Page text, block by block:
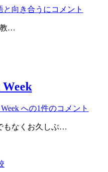
と向き合うに コメント
教…
Week への1件のコメント
もなくお久しぶ…